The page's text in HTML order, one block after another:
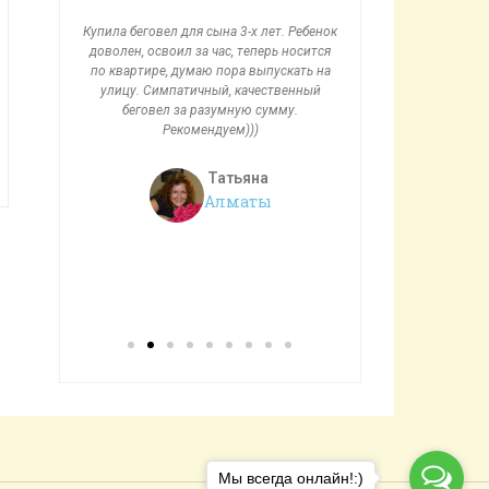
назад,
одевать.
радует!
Купила беговел для сына 3-х лет. Ребенок
доволен, освоил за час, теперь носится
по квартире, думаю пора выпускать на
улицу. Симпатичный, качественный
беговел за разумную сумму.
Рекомендуем)))
Татьяна
Алматы
Мы всегда онлайн!:)